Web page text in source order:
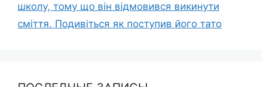
школу, тому що він відмовився викинути
сміття. Подивіться як поступив його тато